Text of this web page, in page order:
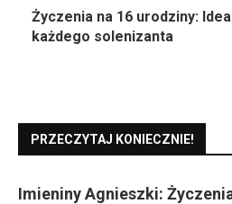
Życzenia na 16 urodziny:
każdego solenizanta
PRZECZYTAJ KONIECZNIE!
Imieniny Agnieszki: